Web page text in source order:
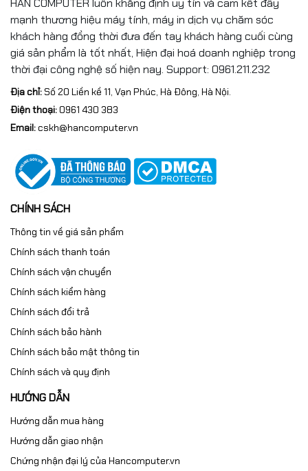
HAN COMPUTER luôn khẳng định uy tín và cam kết đẩy
mạnh thương hiệu máy tính, máy in dịch vụ chăm sóc
khách hàng đồng thời đưa đến tay khách hàng cuối cùng
giá sản phẩm là tốt nhất, Hiện đại hoá doanh nghiệp trong
thời đại công nghệ số hiện nay. Support: 0961.211.232
Địa chỉ:Số 20 Liền kề 11, Vạn Phúc, Hà Đông, Hà Nội.
Điện thoại:0961 430 383
Email:cskh@hancomputer.vn
CHÍNH SÁCH
Thông tin về giá sản phẩm
Chính sách thanh toán
Chính sách vận chuyển
Chính sách kiểm hàng
Chính sách đổi trả
Chính sách bảo hành
Chính sách bảo mật thông tin
Chính sách và quy định
HƯỚNG DẪN
Hướng dẫn mua hàng
Hướng dẫn giao nhận
Chứng nhận đại lý của Hancomputer.vn